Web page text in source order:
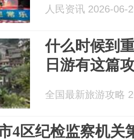
人民资讯 2026-06-
什么时候到
日游有这篇
全国最新旅游攻略
4区纪检监察机关